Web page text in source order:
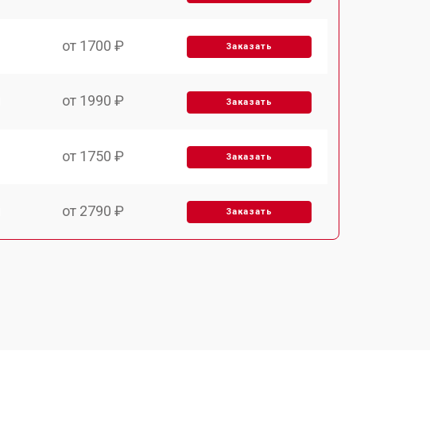
от 1700 ₽ Заказать
от 1990 ₽ Заказать
от 1750 ₽ Заказать
от 2790 ₽ Заказать